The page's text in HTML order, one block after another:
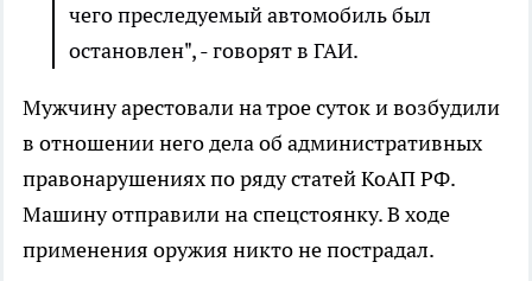
чего преследуемый автомобиль был
остановлен", - говорят в ГАИ.
Мужчину арестовали на трое суток и возбудили
в отношении него дела об административных
правонарушениях по ряду статей КоАП РФ.
Машину отправили на спецстоянку. В ходе
применения оружия никто не пострадал.